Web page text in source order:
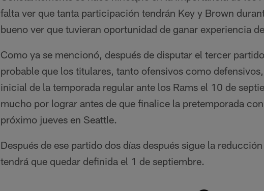
falta ver que tanta participación tendrán Key y Brown
bueno ver que tuvieran oportunidad de ganar experiencia
Como ya se mencionó, después de disputar el tercer
probable que los titulares, tanto ofensivos como
inicial de la temporada regular ante los Rams el 10 de
mucho por lograr antes de que finalice la pretemporada
próximo jueves en Seattle.
Después de ese partido dos días después sigue la
tendrá que quedar definida el 1 de septiembre.